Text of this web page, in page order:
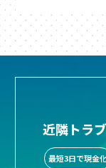
近隣トラ
最短3日で現金